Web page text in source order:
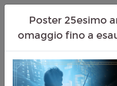
Poster 25esimo
omaggio fino a